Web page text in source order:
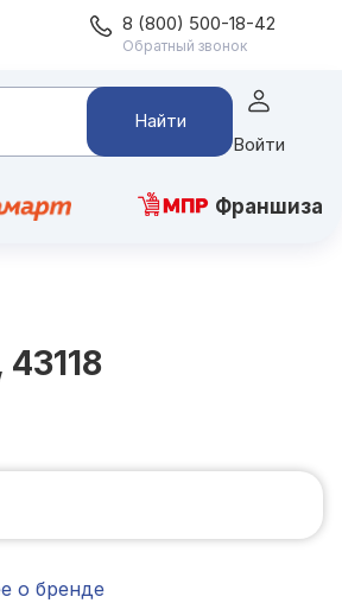
8 (800) 500-18-42
Обратный звонок
Найти
Войти
Франшиза
о бренде